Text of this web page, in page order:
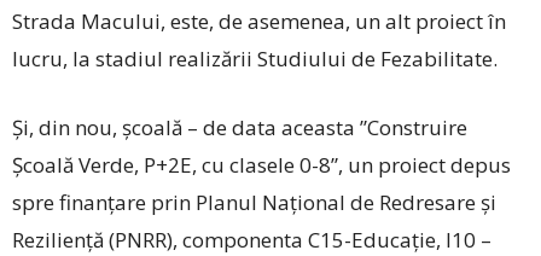
Strada Macului, este, de asemenea, un alt proiect în
lucru, la stadiul realizării Studiului de Fezabilitate.
Și, din nou, școală – de data aceasta ”Construire
Școală Verde, P+2E, cu clasele 0-8”, un proiect depus
spre finanțare prin Planul Național de Redresare și
Reziliență (PNRR), componenta C15-Educație, I10 –